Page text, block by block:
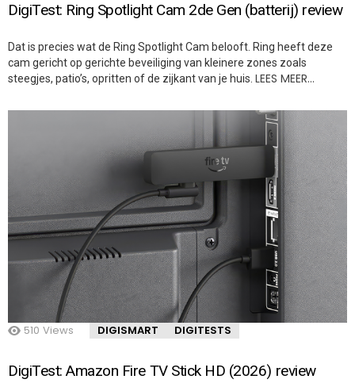
DigiTest: Ring Spotlight Cam 2de Gen (batterij) review
Dat is precies wat de Ring Spotlight Cam belooft. Ring heeft deze
cam gericht op gerichte beveiliging van kleinere zones zoals
steegjes, patio’s, opritten of de zijkant van je huis. LEES MEER…
510 Views DIGISMART DIGITESTS
DigiTest: Amazon Fire TV Stick HD (2026) review